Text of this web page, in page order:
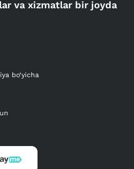
va xizmatlar bir joyda
bo‘yicha